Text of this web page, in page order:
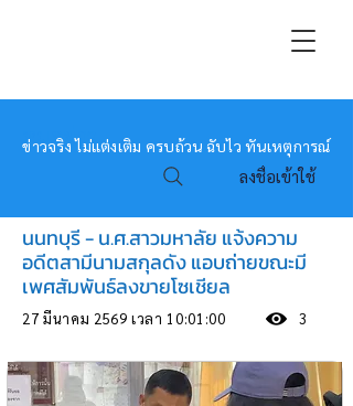
หมอข่าว
ข่าวจริง ไม่แต่งเติม ครบถ้วน ฉับไว ทันเหตุการณ์
ลงชื่อเข้าใช้
นนทบุรี - น.ศ.สาวมหาลัย แจ้งความ
อดีตสามีนามสกุลดัง แอบถ่ายขณะมี
เพศสัมพันธ์ลงขายโซเชียล
27 มีนาคม 2569 เวลา 10:01:00 3